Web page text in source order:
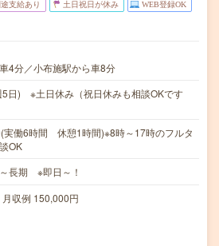
支給あり 土日祝日が休み WEB登録OK
4分／小布施駅から車8分
5日) ※土日休み（祝日休みも相談OKです
実働6時間 休憩1時間)※8時～17時のフルタ
OK
～長期 ※即日～！
収例 150,000円